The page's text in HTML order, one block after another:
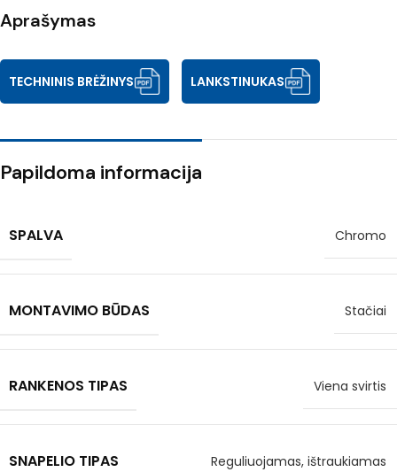
Aprašymas
TECHNINIS BRĖŽINYS LANKSTINUKAS
Papildoma informacija
SPALVA Chromo
MONTAVIMO BŪDAS Stačiai
RANKENOS TIPAS Viena svirtis
SNAPELIO TIPAS Reguliuojamas, ištraukiamas